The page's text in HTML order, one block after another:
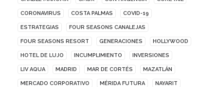
CORONAVIRUS COSTA PALMAS COVID-19
ESTRATEGIAS FOUR SEASONS CANALEJAS
FOUR SEASONS RESORT GENERACIONES HOLLYWOOD
HOTEL DE LUJO INCUMPLIMIENTO INVERSIONES
LIV AQUA MADRID MAR DE CORTÉS MAZATLÁN
MERCADO CORPORATIVO MÉRIDA FUTURA NAYARIT